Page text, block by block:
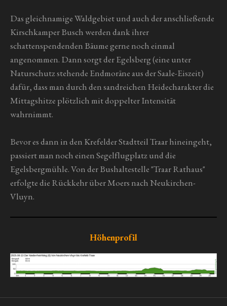
Das gleichnamige Waldgebiet und auch der anschließende
Kirschkamper Busch werden dank ihrer
schattenspendenden Bäume gerne noch einmal
angenommen. Dann sorgt der Egelsberg (eine unter
Naturschutz stehende Endmoräne aus der Saale-Eiszeit)
dafür, dass man durch den sandreichen Heidecharakter die
Mittagshitze plötzlich mit doppelter Intensität
wahrnimmt.
Bevor es dann in den Krefelder Stadtteil Traar hineingeht,
passiert man noch einen Segelflugplatz und die
Egelsbergmühle. Von der Bushaltestelle "Traar Rathaus"
erfolgte die Rückkehr über Moers nach Neukirchen-
Vluyn.
Höhenprofil